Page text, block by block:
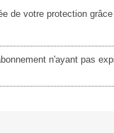
de votre protection
n'ayant pas